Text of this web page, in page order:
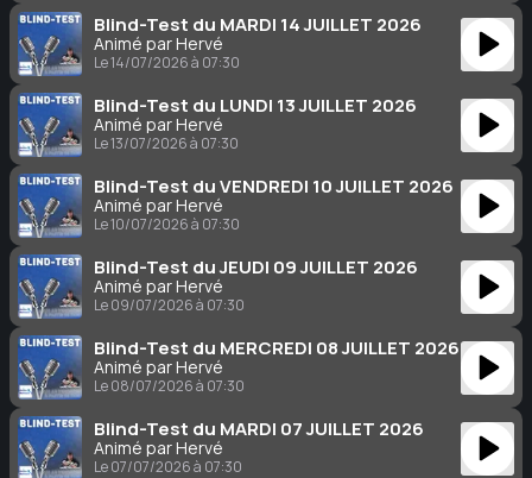
Blind-Test du MARDI 14 JUILLET 2026
Animé par Hervé
Le 14/07/2026 à 07:30
Blind-Test du LUNDI 13 JUILLET 2026
Animé par Hervé
Le 13/07/2026 à 07:30
Blind-Test du VENDREDI 10 JUILLET 2026
Animé par Hervé
Le 10/07/2026 à 07:30
Blind-Test du JEUDI 09 JUILLET 2026
Animé par Hervé
Le 09/07/2026 à 07:30
Blind-Test du MERCREDI 08 JUILLET 2026
Animé par Hervé
Le 08/07/2026 à 07:30
Blind-Test du MARDI 07 JUILLET 2026
Animé par Hervé
Le 07/07/2026 à 07:30